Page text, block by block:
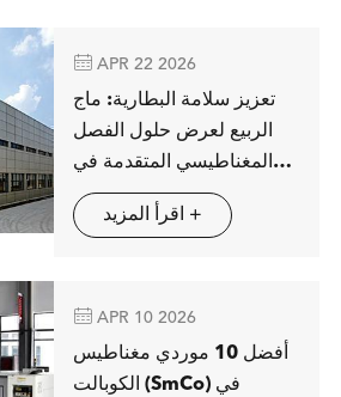
 APR 22 2026
تعزيز سلامة البطارية: ماج
الربيع لعرض حلول الفصل
المغناطيسي المتقدمة في
شتوتغارت
اقرأ المزيد +
 APR 10 2026
أفضل 10 موردي مغناطيس
الكوبالت (SmCo) في